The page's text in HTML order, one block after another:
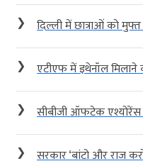
❯ दिल्ली में छात्राओं को
❯ एटीएफ में इथेनॉल मिलाने
❯ सीबीजी ऑफटेक एश्योरेंस
❯ सरकार ‘बांटो और राज